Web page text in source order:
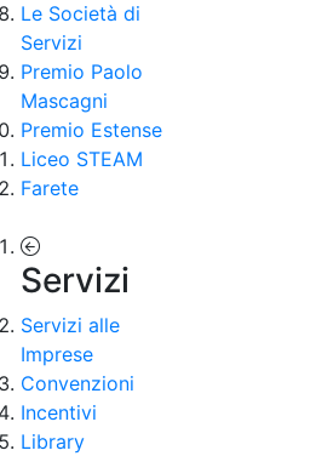
Le Società di
Servizi
Premio Paolo
Mascagni
Premio Estense
Liceo STEAM
Farete
Servizi
Servizi alle
Imprese
Convenzioni
Incentivi
Library